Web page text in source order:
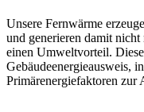
Unsere Fernwärme
und generieren damit
einen Umweltvorteil.
Gebäudeenergieausweis,
Primärenergiefaktoren zur